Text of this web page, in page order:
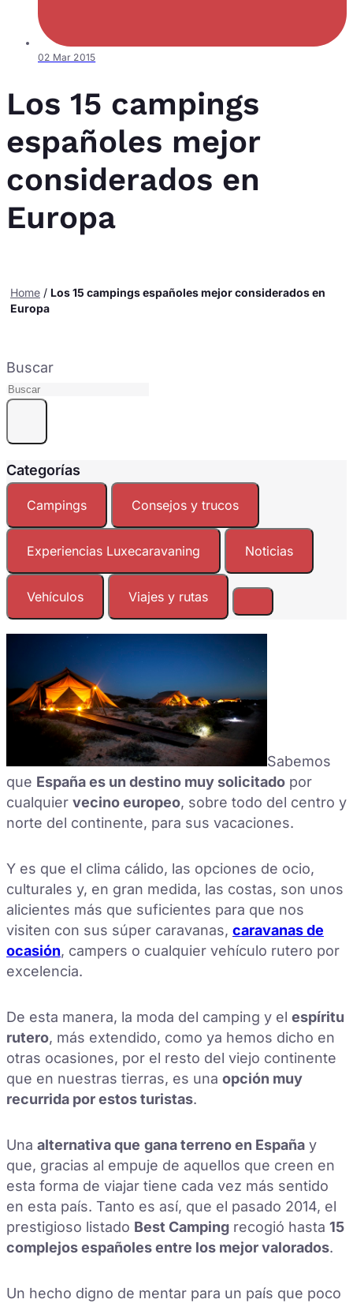
02 Mar 2015
Los 15 campings
españoles mejor
considerados en
Europa
Home / Los 15 campings españoles mejor considerados en
Europa
Buscar
Categorías
Campings Consejos y trucos
Experiencias Luxecaravaning Noticias
Vehículos Viajes y rutas
Sabemos
que España es un destino muy solicitado por
cualquier vecino europeo, sobre todo del centro y
norte del continente, para sus vacaciones.
Y es que el clima cálido, las opciones de ocio,
culturales y, en gran medida, las costas, son unos
alicientes más que suficientes para que nos
visiten con sus súper caravanas, caravanas de
ocasión, campers o cualquier vehículo rutero por
excelencia.
De esta manera, la moda del camping y el espíritu
rutero, más extendido, como ya hemos dicho en
otras ocasiones, por el resto del viejo continente
que en nuestras tierras, es una opción muy
recurrida por estos turistas.
Una alternativa que gana terreno en España y
que, gracias al empuje de aquellos que creen en
esta forma de viajar tiene cada vez más sentido
en esta país. Tanto es así, que el pasado 2014, el
prestigioso listado Best Camping recogió hasta 15
complejos españoles entre los mejor valorados.
Un hecho digno de mentar para un país que poco